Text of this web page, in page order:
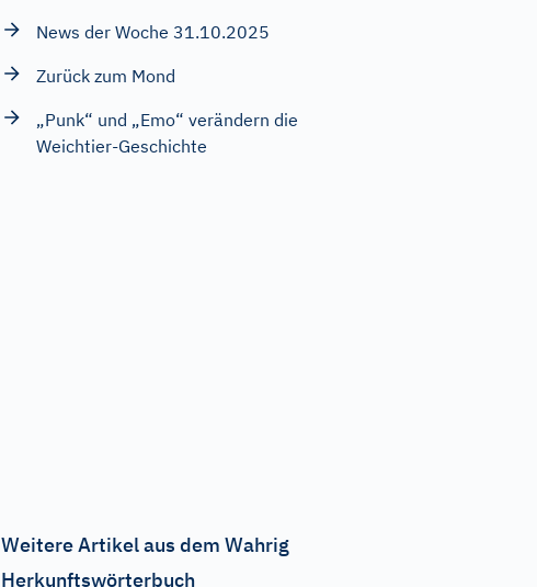
News der Woche 31.10.2025
Zurück zum Mond
„Punk“ und „Emo“ verändern die
Weichtier-Geschichte
Weitere Artikel aus dem Wahrig
Herkunftswörterbuch